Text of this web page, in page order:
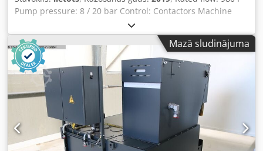
Pump pressure: 8 / 20 bar Control: Contactors Machine
weight: approx. 560 kg Required space: approx. 2.3 x 2.0 x
1.8 m Coolant system MAYFRAN - DPF400-V980 SKD (BFU
980 /S/20+/8) - NEW, unused - Versatile application -
Controllable via contactors - Incl. paper band filter -
Number of pumps: 3 - Pump capacity: 4.0 kW, 2,917 rpm,
5.8 m³/h, 96.6 l/min, pressure 25 bar, max. temp. 90°C 3.0
kW, 3,514 rpm, 20.5 m³/h, 341.66 l/min, pressure 25 bar,
max. temp. 90°C Dcjdswhzmhjpfx Adkok -, - kW, 2,864 rpm,
2.0 m³/h, 33.3 l/min, pressure 25 bar, max. temp. 90°C
Mazā sludinājuma